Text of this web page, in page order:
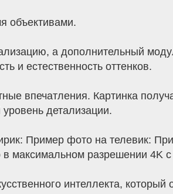
объективами.
а дополнительный
и естественность оттенков.
впечатления. Картинка
детализации.
Пример фото на телевик:
максимальном разрешении 4K
интеллекта,